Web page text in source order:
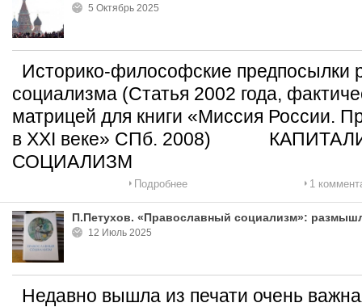
5 Октябрь 2025
Историко-философские предпосылки
социализма (Статья 2002 года,
матрицей для книги «Миссия России.
в XXI веке» СПб. 2008)
СОЦИАЛИЗМ
Подробнее 1
П.Петухов. «Православный социализм»:
12 Июль 2025
Недавно вышла из печати очень